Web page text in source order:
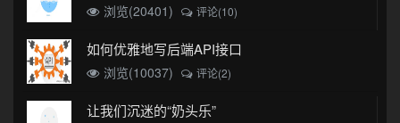
浏览(20401)
评论(10)
如何优雅地写后端API接口
浏览(10037) 评论(2)
让我们沉迷的“奶头乐”